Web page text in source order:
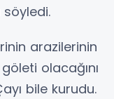
söyledi.
arazilerinin
olacağını
bile kurudu.